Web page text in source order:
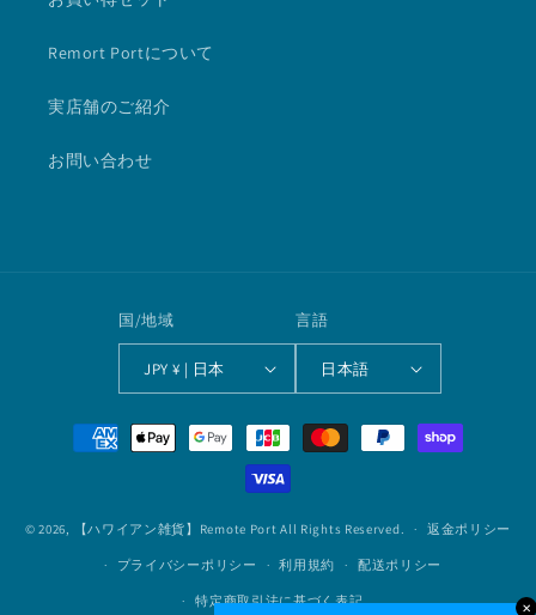
Remort Portについて
実店舗のご紹介
お問い合わせ
国/地域
JPY ¥ | 日本
言語
日本語
法
© 2026, 【ハワイアン雑貨】Remote Port All Rights Reserved. 返金ポリシー
プライバシーポリシー 利用規約 配送ポリシー
特定商取引法に基づく表記 ✕